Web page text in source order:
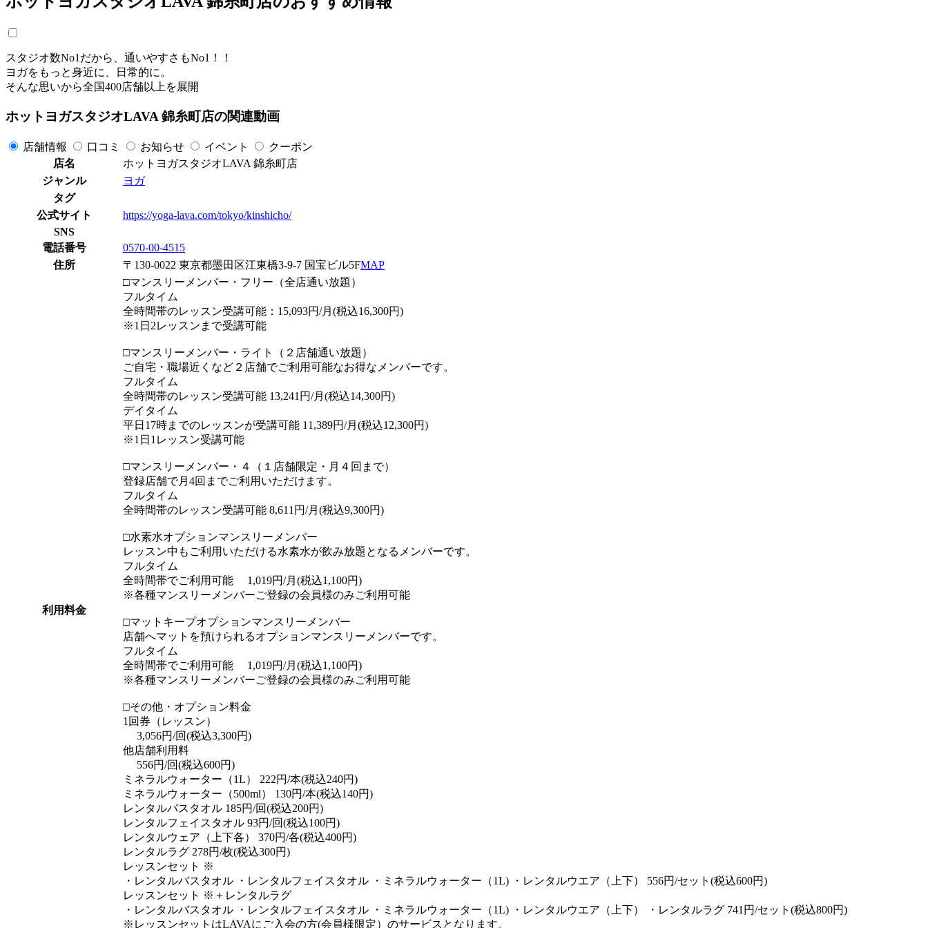
スタジオ数No1だから、通いやすさもNo1！！
ヨガをもっと身近に、日常的に。
そんな思いから全国400店舗以上を展開
ホットヨガスタジオLAVA 錦糸町店の関連動画
店舗情報 口コミ お知らせ イベント
クーポン
店名
ホットヨガスタジオLAVA 錦糸町店
ジャンル
ヨガ
タグ
公式サイト
https://yoga-lava.com/tokyo/kinshicho/
SNS
電話番号
0570-00-4515
住所
〒130-0022 東京都墨田区江東橋3-9-7 国宝ビル5FMAP
利用料金
□マンスリーメンバー・フリー（全店通い放題）
フルタイム
全時間帯のレッスン受講可能：15,093円/月(税込16,300円)
※1日2レッスンまで受講可能
□マンスリーメンバー・ライト（２店舗通い放題）
ご自宅・職場近くなど２店舗でご利用可能なお得なメンバーです。
フルタイム
全時間帯のレッスン受講可能 13,241円/月(税込14,300円)
デイタイム
平日17時までのレッスンが受講可能 11,389円/月(税込12,300円)
※1日1レッスン受講可能
□マンスリーメンバー・４（１店舗限定・月４回まで）
登録店舗で月4回までご利用いただけます。
フルタイム
全時間帯のレッスン受講可能 8,611円/月(税込9,300円)
□水素水オプションマンスリーメンバー
レッスン中もご利用いただける水素水が飲み放題となるメンバーです。
フルタイム
全時間帯でご利用可能 1,019円/月(税込1,100円)
※各種マンスリーメンバーご登録の会員様のみご利用可能
□マットキープオプションマンスリーメンバー
店舗へマットを預けられるオプションマンスリーメンバーです。
フルタイム
全時間帯でご利用可能 1,019円/月(税込1,100円)
※各種マンスリーメンバーご登録の会員様のみご利用可能
□その他・オプション料金
1回券（レッスン）
3,056円/回(税込3,300円)
他店舗利用料
556円/回(税込600円)
ミネラルウォーター（1L） 222円/本(税込240円)
ミネラルウォーター（500ml） 130円/本(税込140円)
レンタルバスタオル 185円/回(税込200円)
レンタルフェイスタオル 93円/回(税込100円)
レンタルウェア（上下各） 370円/各(税込400円)
レンタルラグ 278円/枚(税込300円)
レッスンセット ※
・レンタルバスタオル ・レンタルフェイスタオル ・ミネラルウォーター（1L) ・レンタルウエア（上下） 556円/セット(税込600円)
レッスンセット ※＋レンタルラグ
・レンタルバスタオル ・レンタルフェイスタオル ・ミネラルウォーター（1L) ・レンタルウエア（上下） ・レンタルラグ 741円/セット(税込800円)
※レッスンセットはLAVAにご入会の方(会員様限定）のサービスとなります。